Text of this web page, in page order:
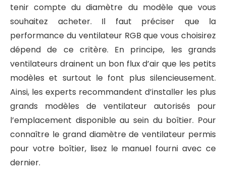
tenir compte du diamètre du modèle que vous
souhaitez acheter. Il faut préciser que la
performance du ventilateur RGB que vous choisirez
dépend de ce critère. En principe, les grands
ventilateurs drainent un bon flux d’air que les petits
modèles et surtout le font plus silencieusement.
Ainsi, les experts recommandent d’installer les plus
grands modèles de ventilateur autorisés pour
l’emplacement disponible au sein du boîtier. Pour
connaître le grand diamètre de ventilateur permis
pour votre boîtier, lisez le manuel fourni avec ce
dernier.